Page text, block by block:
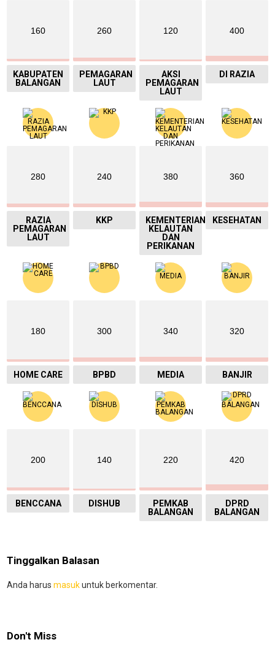
160
KABUPATEN
BALANGAN
260
PEMAGARAN
LAUT
120
AKSI
PEMAGARAN
LAUT
400
DI RAZIA
280
RAZIA
PEMAGARAN
LAUT
240
KKP
380
KEMENTERIAN
KELAUTAN
DAN
PERIKANAN
360
KESEHATAN
180
HOME CARE
300
BPBD
340
MEDIA
320
BANJIR
200
BENCCANA
140
DISHUB
220
PEMKAB
BALANGAN
420
DPRD
BALANGAN
Tinggalkan Balasan
Anda harus masukuntuk berkomentar.
Don't Miss